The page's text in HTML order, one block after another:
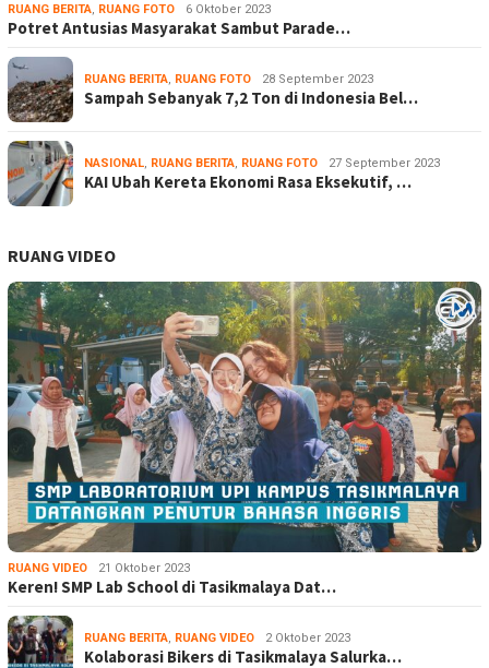
RUANG BERITA, RUANG FOTO 6 Oktober 2023
Potret Antusias Masyarakat Sambut Parade…
RUANG BERITA, RUANG FOTO 28 September 2023
Sampah Sebanyak 7,2 Ton di Indonesia Bel…
NASIONAL, RUANG BERITA, RUANG FOTO 27 September 2023
KAI Ubah Kereta Ekonomi Rasa Eksekutif, …
RUANG VIDEO
RUANG VIDEO 21 Oktober 2023
Keren! SMP Lab School di Tasikmalaya Dat…
RUANG BERITA, RUANG VIDEO 2 Oktober 2023
Kolaborasi Bikers di Tasikmalaya Salurka…